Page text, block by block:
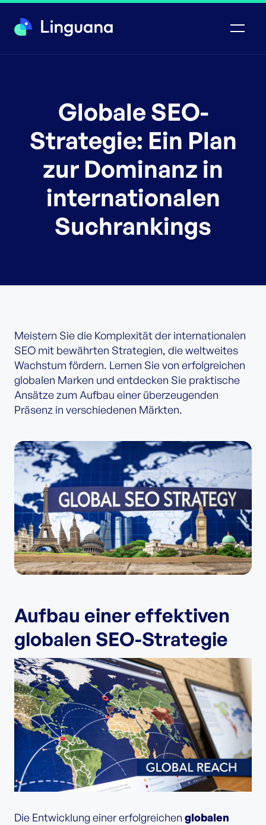
Globale SEO-
Strategie: Ein Plan
zur Dominanz in
internationalen
Suchrankings
Meistern Sie die Komplexität der internationalen
SEO mit bewährten Strategien, die weltweites
Wachstum fördern. Lernen Sie von erfolgreichen
globalen Marken und entdecken Sie praktische
Ansätze zum Aufbau einer überzeugenden
Präsenz in verschiedenen Märkten.
Aufbau einer effektiven
globalen SEO-Strategie
Die Entwicklung einer erfolgreichen globalen